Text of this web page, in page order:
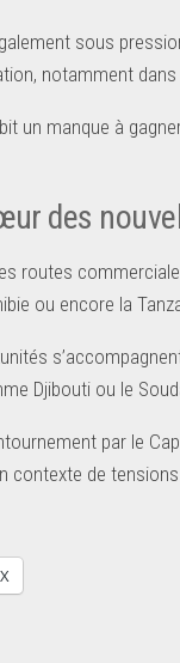
sous
notamment
un manque à
des
routes
ou encore la
Djibouti ou le
par le
contexte de
X